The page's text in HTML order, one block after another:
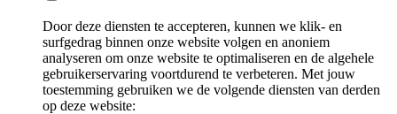
Door deze diensten te accepteren, kunnen we klik- en
surfgedrag binnen onze website volgen en anoniem
analyseren om onze website te optimaliseren en de algehele
gebruikerservaring voortdurend te verbeteren. Met jouw
toestemming gebruiken we de volgende diensten van derden
op deze website: